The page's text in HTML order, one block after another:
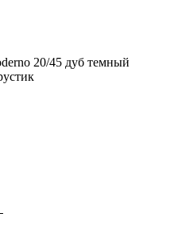
20/45 дуб темный